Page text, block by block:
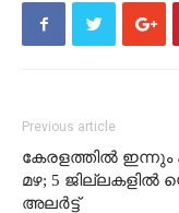
Previous article
കേരളത്തിൽ
മഴ; 5 ജില്ലകളിൽ
അലർട്ട്